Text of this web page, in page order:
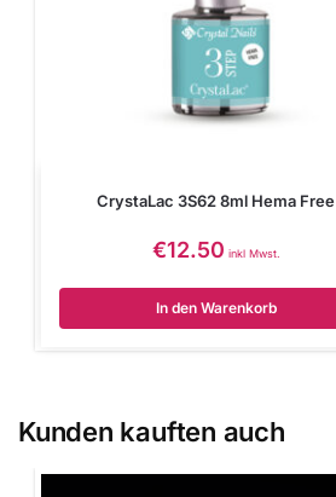
CrystaLac 3S62 8ml Hema Free
€12.50 inkl Mwst.
In den Warenkorb
Kunden kauften auch